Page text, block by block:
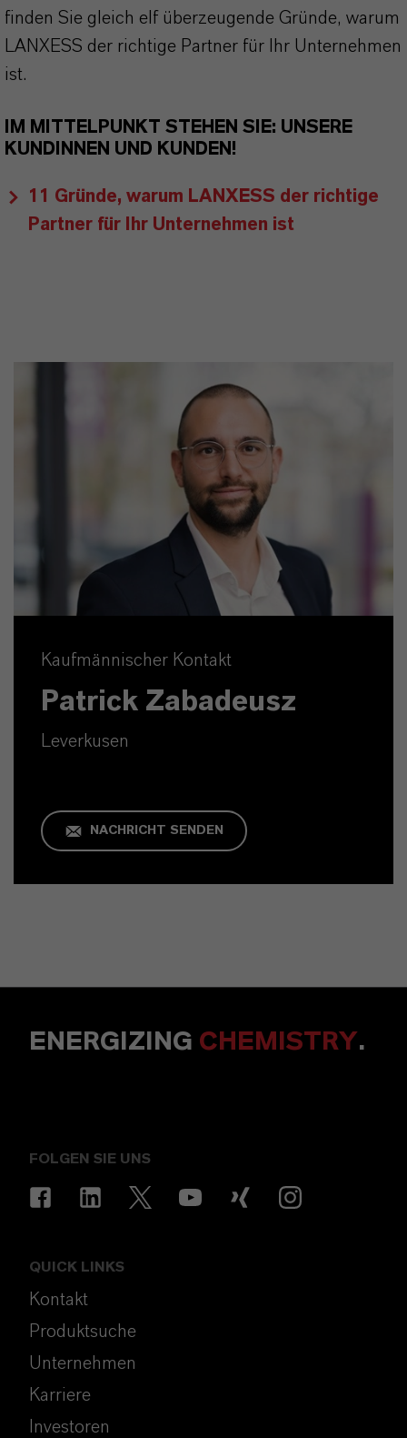
finden Sie gleich elf überzeugende Gründe, warum
LANXESS der richtige Partner für Ihr Unternehmen
ist.
IM MITTELPUNKT STEHEN SIE: UNSERE
KUNDINNEN UND KUNDEN!
11 Gründe, warum LANXESS der richtige
Partner für Ihr Unternehmen ist
Kaufmännischer Kontakt
Patrick Zabadeusz
Leverkusen
NACHRICHT SENDEN
ENERGIZING CHEMISTRY.
FOLGEN SIE UNS
QUICK LINKS
Kontakt
Produktsuche
Unternehmen
Karriere
Investoren